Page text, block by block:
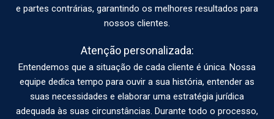
e partes contrárias, garantindo os melhores resultados para
nossos clientes.
Atenção personalizada:
Entendemos que a situação de cada cliente é única. Nossa
equipe dedica tempo para ouvir a sua história, entender as
suas necessidades e elaborar uma estratégia jurídica
adequada às suas circunstâncias. Durante todo o processo,